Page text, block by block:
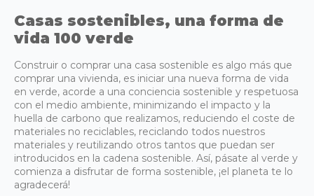
Casas sostenibles, una forma de
vida 100 verde
Construir o comprar una casa sostenible es algo más que
comprar una vivienda, es iniciar una nueva forma de vida
en verde, acorde a una conciencia sostenible y respetuosa
con el medio ambiente, minimizando el impacto y la
huella de carbono que realizamos, reduciendo el coste de
materiales no reciclables, reciclando todos nuestros
materiales y reutilizando otros tantos que puedan ser
introducidos en la cadena sostenible. Así, pásate al verde y
comienza a disfrutar de forma sostenible, ¡el planeta te lo
agradecerá!